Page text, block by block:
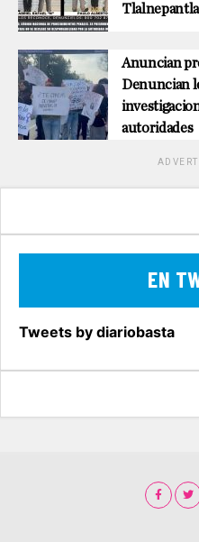
Tlalnepantla
Anuncian
Denuncian
autoridades
EN
Tweets by diariobasta